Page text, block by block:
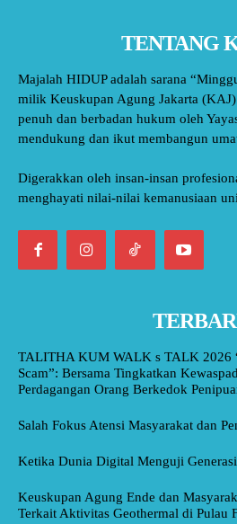
TENTANG
Majalah HIDUP adalah sarana
milik Keuskupan Agung Jakarta
penuh dan berbadan hukum oleh
mendukung dan ikut membangun
Digerakkan oleh insan-insan
menghayati nilai-nilai kemanusiaan
TALITHA KUM WALK s TALK 2026
Scam”: Bersama Tingkatkan
Perdagangan Orang Berkedok
Salah Fokus Atensi Masyarakat dan
Ketika Dunia Digital Menguji
Keuskupan Agung Ende dan
Terkait Aktivitas Geothermal di Pulau